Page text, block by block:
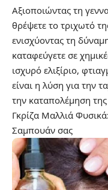
Αξιοποιώντας τη
θρέψετε το τριχωτό
ενισχύοντας τη
καταφεύγετε σε
ισχυρό ελιξίριο,
είναι η λύση για την
την καταπολέμηση
Γκρίζα Μαλλιά
Σαμπουάν σας